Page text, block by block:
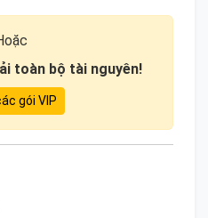
toàn bộ tài nguyên!
gói VIP